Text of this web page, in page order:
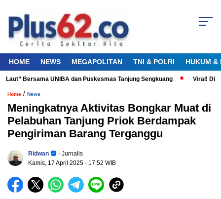
HOME NEWS MEGAPOLITAN TNI & POLRI HUKUM &
Bersama UNIBA dan Puskesmas Tanjung Sengkuang Viral! Diduga
Home / News
Meningkatnya Aktivitas Bongkar Muat di
Pelabuhan Tanjung Priok Berdampak
Pengiriman Barang Terganggu
Ridwan
- Jurnalis
Kamis, 17 April 2025 - 17:52 WIB